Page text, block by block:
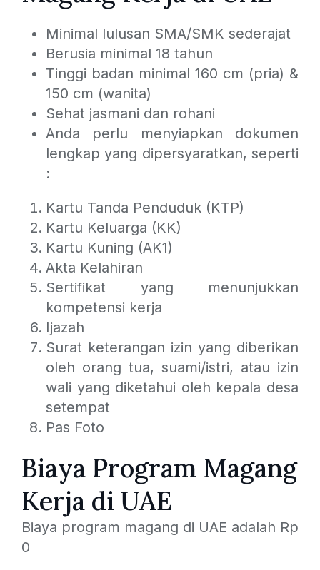
Minimal lulusan SMA/SMK sederajat
Berusia minimal 18 tahun
Tinggi badan minimal 160 cm (pria) &
150 cm (wanita)
Sehat jasmani dan rohani
Anda perlu menyiapkan dokumen
lengkap yang dipersyaratkan, seperti
:
Kartu Tanda Penduduk (KTP)
Kartu Keluarga (KK)
Kartu Kuning (AK1)
Akta Kelahiran
Sertifikat yang menunjukkan
kompetensi kerja
Ijazah
Surat keterangan izin yang diberikan
oleh orang tua, suami/istri, atau izin
wali yang diketahui oleh kepala desa
setempat
Pas Foto
Biaya Program Magang
Kerja di UAE
Biaya program magang di UAE adalah Rp
0